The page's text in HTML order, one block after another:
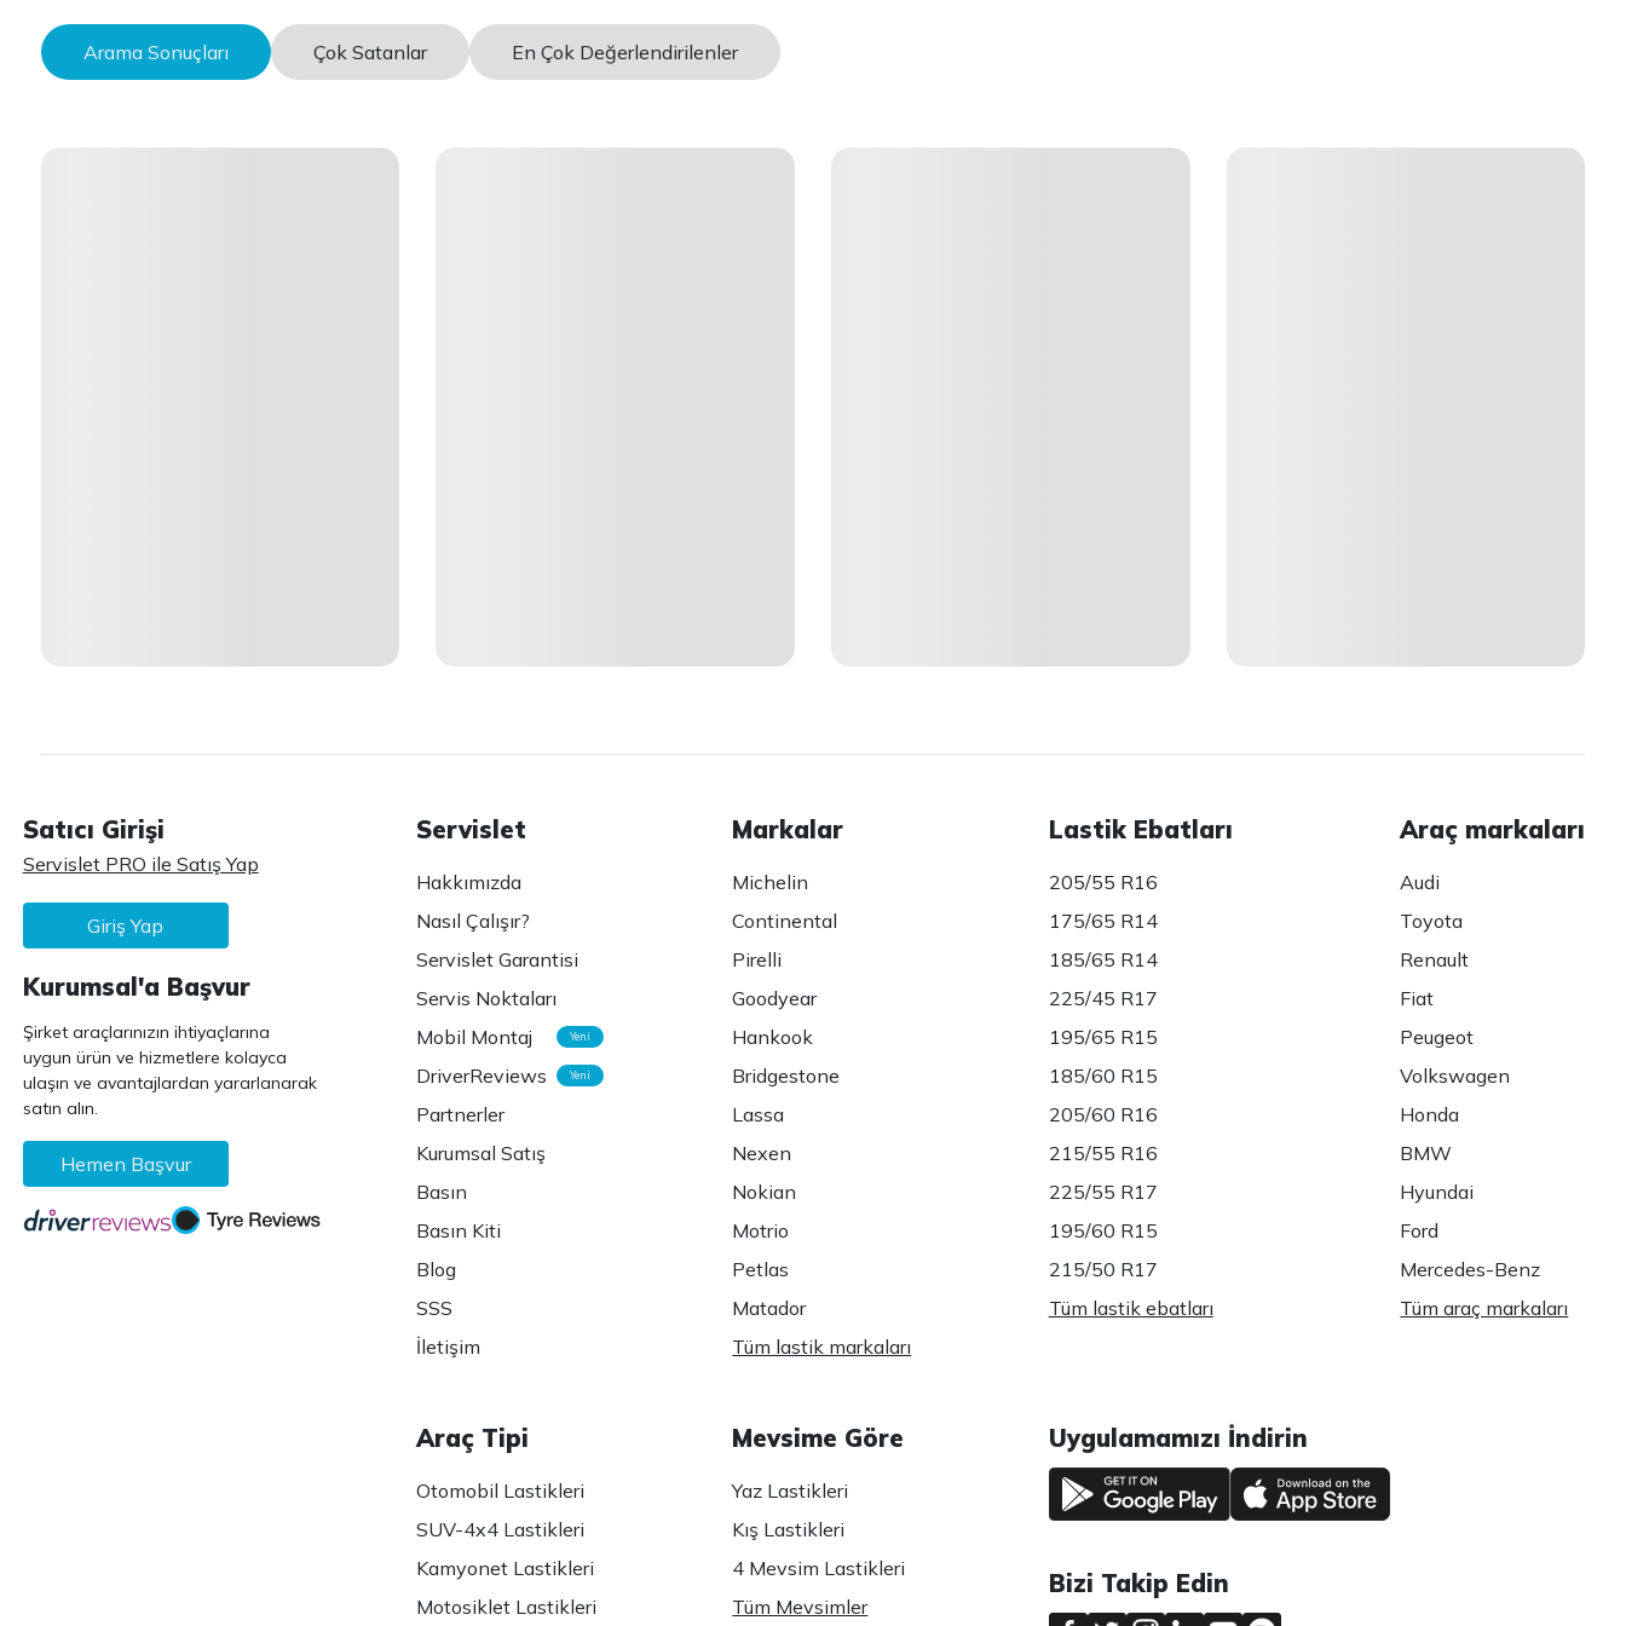
Arama Sonuçları Çok Satanlar En Çok Değerlendirilenler
Satıcı Girişi
Servislet PRO ile Satış Yap
Giriş Yap
Kurumsal'a Başvur
Şirket araçlarınızın ihtiyaçlarına
uygun ürün ve hizmetlere kolayca
ulaşın ve avantajlardan yararlanarak
satın alın.
Hemen Başvur
Servislet
Hakkımızda
Nasıl Çalışır?
Servislet Garantisi
Servis Noktaları
Mobil Montaj
Yeni
DriverReviews Yeni
Partnerler
Kurumsal Satış
Basın
Basın Kiti
Blog
SSS
İletişim
Markalar
Michelin
Continental
Pirelli
Goodyear
Hankook
Bridgestone
Lassa
Nexen
Nokian
Motrio
Petlas
Matador
Tüm lastik markaları
Lastik Ebatları
205/55 R16
175/65 R14
185/65 R14
225/45 R17
195/65 R15
185/60 R15
205/60 R16
215/55 R16
225/55 R17
195/60 R15
215/50 R17
Tüm lastik ebatları
Araç markaları
Audi
Toyota
Renault
Fiat
Peugeot
Volkswagen
Honda
BMW
Hyundai
Ford
Mercedes-Benz
Tüm araç markaları
Araç Tipi
Otomobil Lastikleri
SUV-4x4 Lastikleri
Kamyonet Lastikleri
Motosiklet Lastikleri
Mevsime Göre
Yaz Lastikleri
Kış Lastikleri
4 Mevsim Lastikleri
Tüm Mevsimler
Uygulamamızı İndirin
Bizi Takip Edin